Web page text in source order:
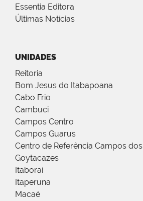
Essentia Editora
Últimas Notícias
UNIDADES
Reitoria
Bom Jesus do Itabapoana
Cabo Frio
Cambuci
Campos Centro
Campos Guarus
Centro de Referência Campos dos
Goytacazes
Itaboraí
Itaperuna
Macaé